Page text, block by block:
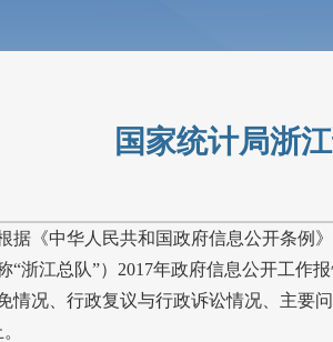
国家统计局浙
《中华人民共和国政府信息公开条例》
“浙江总队”） 2017年政府信息公开工作
情况、行政复议与行政诉讼情况、主要